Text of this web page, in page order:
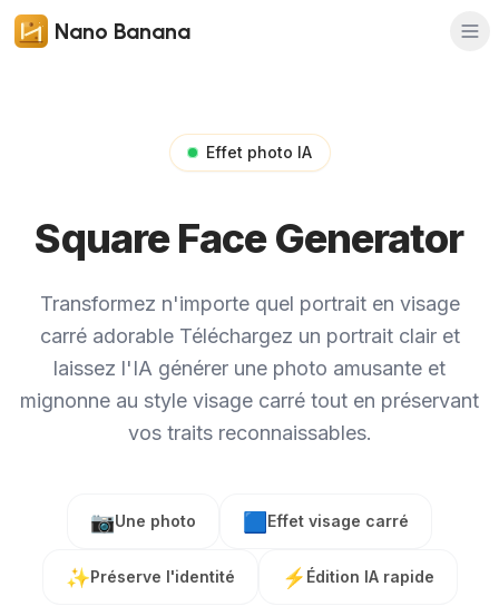
Nano Banana
Effet photo IA
Square Face Generator
Transformez n'importe quel portrait en visage
carré adorableTéléchargez un portrait clair et
laissez l'IA générer une photo amusante et
mignonne au style visage carré tout en préservant
vos traits reconnaissables.
📷Une photo 🟦 Effet visage carré
✨Préserve l'identité ⚡ Édition IA rapide